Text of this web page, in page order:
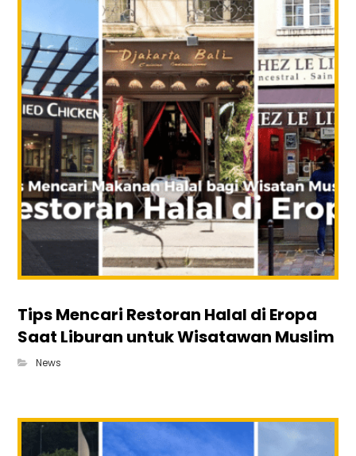
Tips Mencari Restoran Halal di Eropa
Saat Liburan untuk Wisatawan Muslim
News